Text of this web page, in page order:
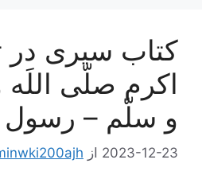
کتاب سیری در
اکرم صلّی اللَه
و سلّم – رسول
2023-12-23 از